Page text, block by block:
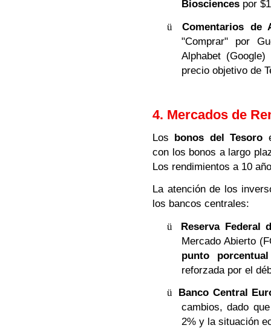
Biosciences por
ü
Comentarios de
"Comprar" por
Alphabet
precio objetivo de
4. Mercados de
Los bonos del Tesoro
con los bonos a largo
Los rendimientos a 10
La atención de los
los bancos centrales:
ü
Reserva Federal
Mercado Abierto
punto porcentual
reforzada por el
ü Banco Central
cambios, dado
2% y la situación